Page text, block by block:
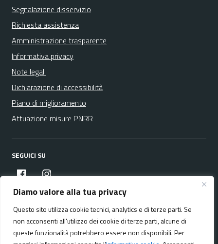
Diamo valore alla tua privacy
Questo sito utilizza cookie tecnici, analytics e di terze parti. Se
non acconsenti all'utilizzo dei cookie di terze parti, alcune di
queste funzionalità potrebbero essere non disponibili. Per
Segnalazione disservizio
Richiesta assistenza
Amministrazione trasparente
Informativa privacy
Note legali
Dichiarazione di accessibilità
Piano di miglioramento
Attuazione misure PNRR
SEGUICI SU
facebookinstagram
Media policy Mappa del sito